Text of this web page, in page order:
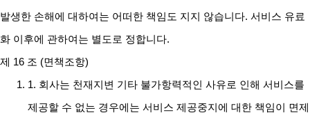
발생한 손해에 대하여는 어떠한 책임도 지지 않습니다. 서비스 유료
화 이후에 관하여는 별도로 정합니다.
제 16 조 (면책조항)
1. 회사는 천재지변 기타 불가항력적인 사유로 인해 서비스를
제공할 수 없는 경우에는 서비스 제공중지에 대한 책임이 면제